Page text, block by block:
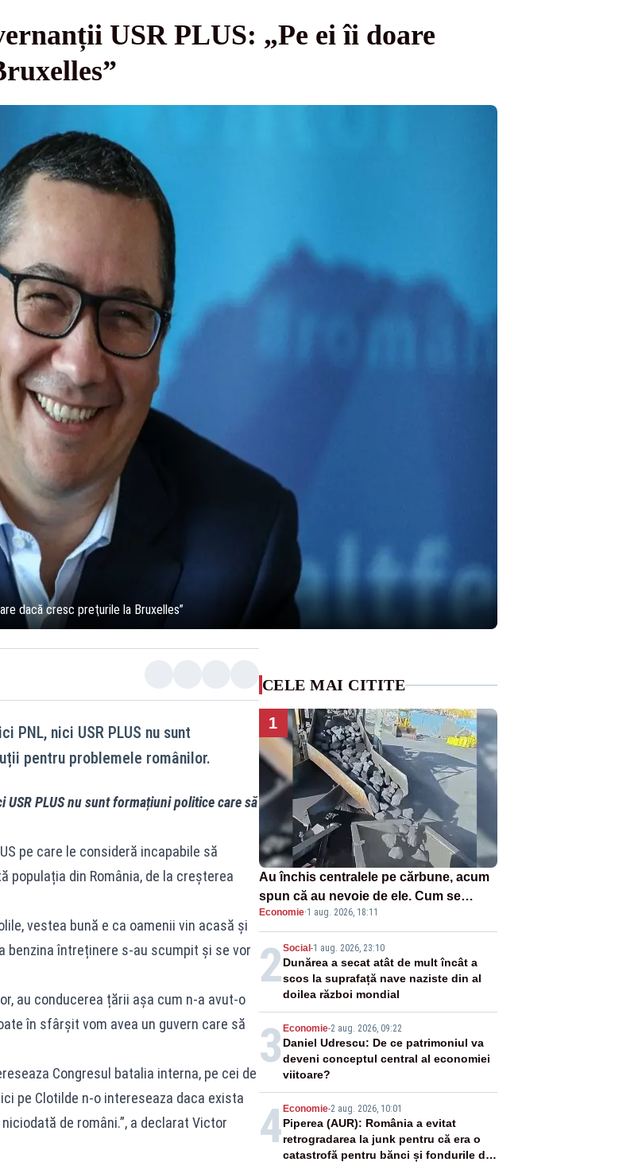
USR PLUS: „Pe ei îi doare
dacă cresc preţurile la Bruxelles”
nici USR PLUS nu sunt
pentru problemele românilor.
PLUS nu sunt formațiuni politice care să
pe care le consideră incapabile să
populația din România, de la creșterea
vestea bună e ca oamenii vin acasă și
benzina întreținere s-au scumpit și se vor
au conducerea țării așa cum n-a avut-o
în sfârșit vom avea un guvern care să
Congresul batalia interna, pe cei de
pe Clotilde n-o intereseaza daca exista
de români.”, a declarat Victor
CELE MAI CITITE
1
Au închis centralele pe cărbune, acum
spun că au nevoie de ele. Cum se
pasează vina în plină criză energetică
Economie·1 aug. 2026, 18:11
2Social -1 aug. 2026, 23:10
Dunărea a secat atât de mult încât a
scos la suprafață nave naziste din al
doilea război mondial
3 Economie-2 aug. 2026, 09:22
Daniel Udrescu: De ce patrimoniul va
deveni conceptul central al economiei
viitoare?
4 Economie-2 aug. 2026, 10:01
Piperea (AUR): România a evitat
retrogradarea la junk pentru că era o
catastrofă pentru bănci și fondurile de